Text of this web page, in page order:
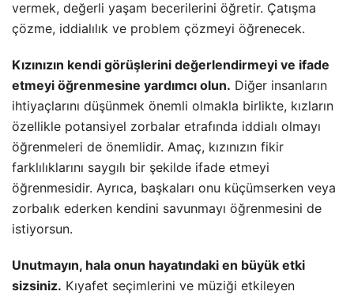
vermek, değerli yaşam becerilerini öğretir. Çatışma
çözme, iddialılık ve problem çözmeyi öğrenecek.
Kızınızın kendi görüşlerini değerlendirmeyi ve ifade
etmeyi öğrenmesine yardımcı olun. Diğer insanların
ihtiyaçlarını düşünmek önemli olmakla birlikte, kızların
özellikle potansiyel zorbalar etrafında iddialı olmayı
öğrenmeleri de önemlidir. Amaç, kızınızın fikir
farklılıklarını saygılı bir şekilde ifade etmeyi
öğrenmesidir. Ayrıca, başkaları onu küçümserken veya
zorbalık ederken kendini savunmayı öğrenmesini de
istiyorsun.
Unutmayın, hala onun hayatındaki en büyük etki
sizsiniz. Kıyafet seçimlerini ve müziği etkileyen